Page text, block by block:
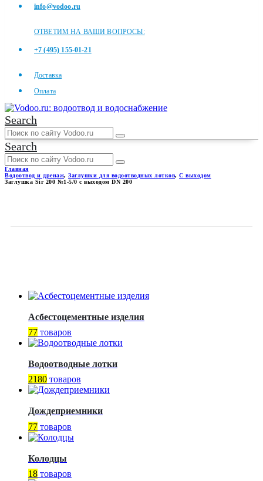
info@vodoo.ru
ОТВЕТИМ НА ВАШИ ВОПРОСЫ:
+7 (495) 155-01-21
Доставка
Оплата
Search
Search
Главная
Водоотвод и дренаж, Заглушки для водоотводных лотков, С выходом
Заглушка Sir 200 №1-5/0 с выходом DN 200
Асбестоцементные изделия
77 товаров
Водоотводные лотки
2180 товаров
Дождеприемники
77 товаров
Колодцы
18 товаров